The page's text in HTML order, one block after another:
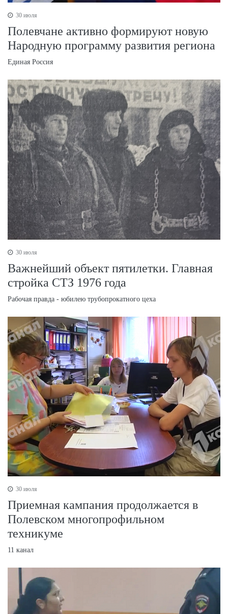
30 июля
Полевчане активно формируют новую
Народную программу развития региона
Единая Россия
30 июля
Важнейший объект пятилетки. Главная
стройка СТЗ 1976 года
Рабочая правда - юбилею трубопрокатного цеха
30 июля
Приемная кампания продолжается в
Полевском многопрофильном
техникуме
11 канал